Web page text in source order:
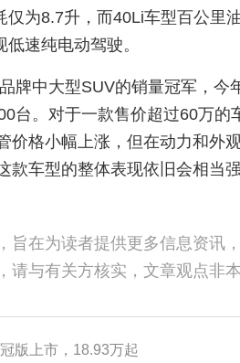
仅为8.7升，而40Li车型百公里
速纯电动驾驶。
牌中大型SUV的销量冠军，今
台。对于一款售价超过60万的
价格小幅上涨，但在动力和外
款车型的整体表现依旧会相当
旨在为读者提供更多信息资讯
请与有关方核实，文章观点非
版上市，18.93万起